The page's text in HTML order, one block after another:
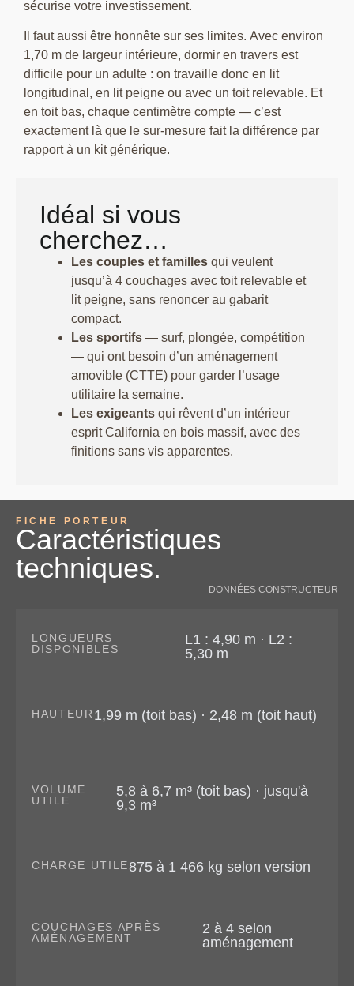
sécurise votre investissement.
Il faut aussi être honnête sur ses limites. Avec environ
1,70 m de largeur intérieure, dormir en travers est
difficile pour un adulte : on travaille donc en lit
longitudinal, en lit peigne ou avec un toit relevable. Et
en toit bas, chaque centimètre compte — c’est
exactement là que le sur-mesure fait la différence par
rapport à un kit générique.
Idéal si vous
cherchez…
Les couples et familles qui veulent
jusqu’à 4 couchages avec toit relevable et
lit peigne, sans renoncer au gabarit
compact.
Les sportifs — surf, plongée, compétition
— qui ont besoin d’un aménagement
amovible (CTTE) pour garder l’usage
utilitaire la semaine.
Les exigeants qui rêvent d’un intérieur
esprit California en bois massif, avec des
finitions sans vis apparentes.
FICHE PORTEUR
Caractéristiques
techniques.
DONNÉES CONSTRUCTEUR
LONGUEURS
DISPONIBLES
L1 : 4,90 m · L2 :
5,30 m
HAUTEUR 1,99 m (toit bas) · 2,48 m (toit haut)
VOLUME
UTILE
5,8 à 6,7 m³ (toit bas) · jusqu'à
9,3 m³
CHARGE UTILE875 à 1 466 kg selon version
COUCHAGES APRÈS
AMÉNAGEMENT
2 à 4 selon
aménagement